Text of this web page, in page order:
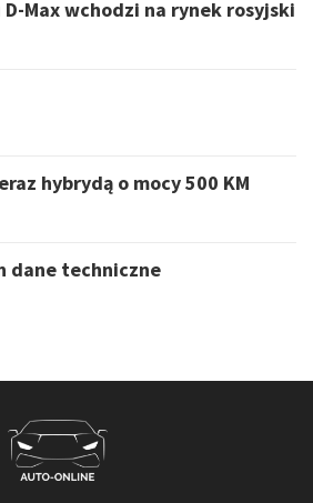
D-Max wchodzi na rynek rosyjski
hybrydą o mocy 500 KM
dane techniczne